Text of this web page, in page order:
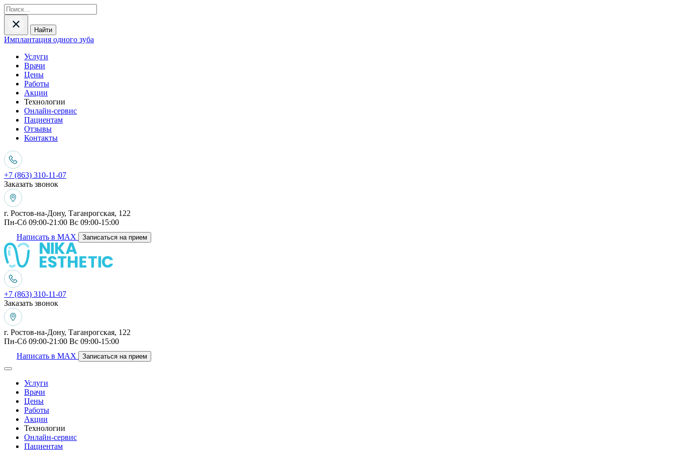
Найти
Имплантация одного зуба
Услуги
Врачи
Цены
Работы
Акции
Технологии
Онлайн-сервис
Пациентам
Отзывы
Контакты
+7 (863) 310-11-07
Заказать звонок
г. Ростов-на-Дону, Таганрогская, 122
Пн-Сб 09:00-21:00 Вс 09:00-15:00
Написать в MAX
Записаться на прием
+7 (863) 310-11-07
Заказать звонок
г. Ростов-на-Дону, Таганрогская, 122
Пн-Сб 09:00-21:00 Вс 09:00-15:00
Написать в MAX
Записаться на прием
Услуги
Врачи
Цены
Работы
Акции
Технологии
Онлайн-сервис
Пациентам